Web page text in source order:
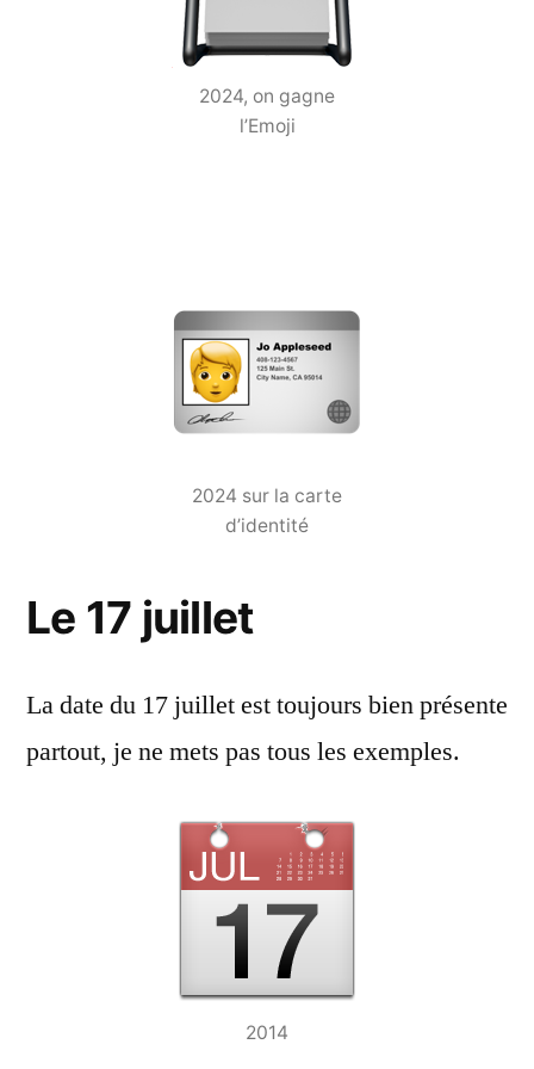
2024, on gagne
l’Emoji
2024 sur la carte
d’identité
Le 17 juillet
La date du 17 juillet est toujours bien présente
partout, je ne mets pas tous les exemples.
2014